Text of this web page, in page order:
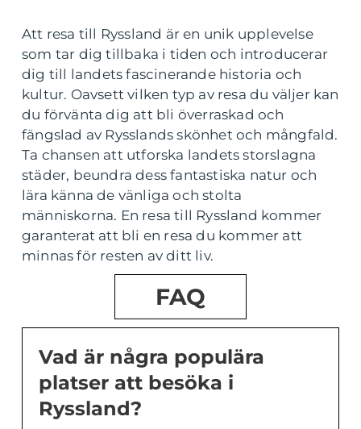
Att resa till Ryssland är en unik upplevelse
som tar dig tillbaka i tiden och introducerar
dig till landets fascinerande historia och
kultur. Oavsett vilken typ av resa du väljer kan
du förvänta dig att bli överraskad och
fängslad av Rysslands skönhet och mångfald.
Ta chansen att utforska landets storslagna
städer, beundra dess fantastiska natur och
lära känna de vänliga och stolta
människorna. En resa till Ryssland kommer
garanterat att bli en resa du kommer att
minnas för resten av ditt liv.
FAQ
Vad är några populära
platser att besöka i
Ryssland?